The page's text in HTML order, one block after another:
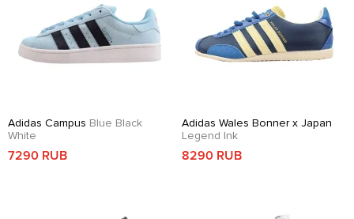
Adidas Campus Blue Black
White
7290 RUB
Adidas Wales Bonner x Japan
Legend Ink
8290 RUB